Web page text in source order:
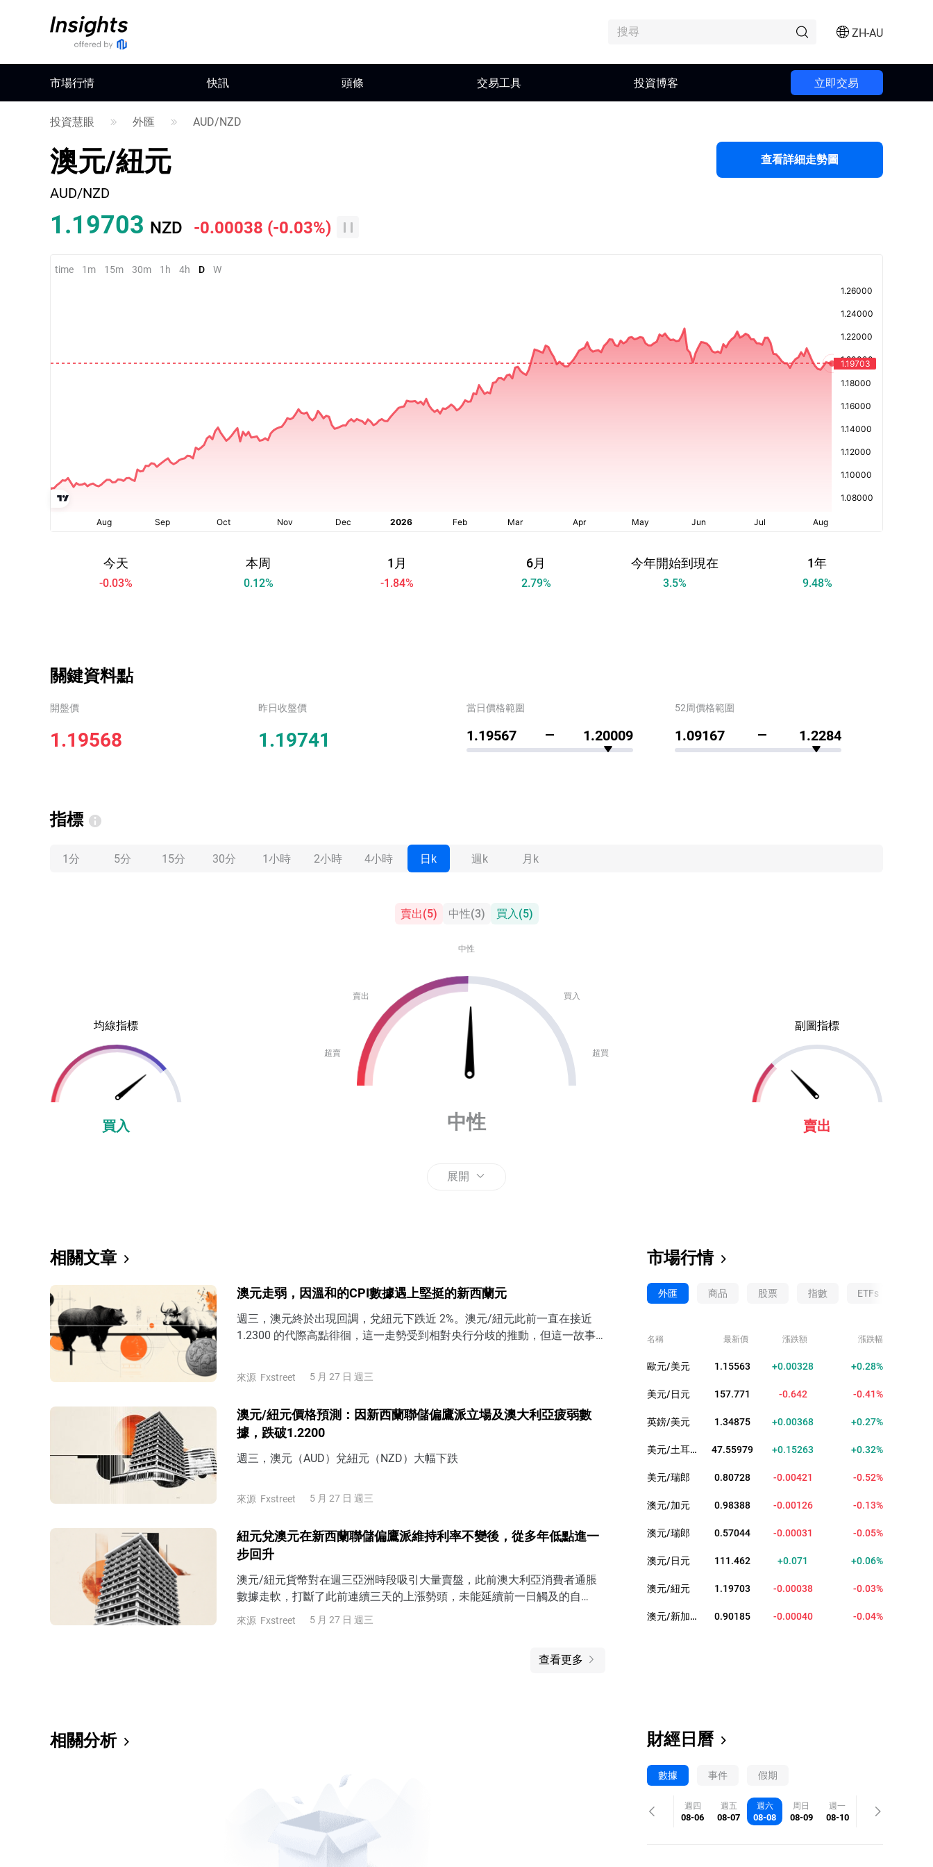
ZH-AU
市場行情 快訊 頭條 交易工具 投資博客 立即交易
投資慧眼 外匯 AUD/NZD
澳元/紐元 查看詳細走勢圖
AUD/NZD
1.19703 NZD -0.00038 (-0.03%)
time 1m 15m 30m 1h 4h D W
今天
-0.03%
本周
0.12%
1月
-1.84%
6月
2.79%
今年開始到現在
3.5%
1年
9.48%
關鍵資料點
開盤價 昨日收盤價 當日價格範圍 52周價格範圍
1.19568 1.19741 1.19567 1.20009 1.09167 1.2284
指標
1分 5分 15分 30分 1小時 2小時 4小時 日k 週k 月k
賣出(5) 中性(3) 買入(5)
均線指標
買入
中性
賣出 買入
超賣 超買
中性
副圖指標
賣出
展開
相關文章
澳元走弱，因溫和的CPI數據遇上堅挺的新西蘭元
週三，澳元終於出現回調，兌紐元下跌近 2%。澳元/紐元此前一直在接近
1.2300 的代際高點徘徊，這一走勢受到相對央行分歧的推動，但這一故事
來源 Fxstreet 5 月 27 日 週三
澳元/紐元價格預測：因新西蘭聯儲偏鷹派立場及澳大利亞疲弱數
據，跌破1.2200
週三，澳元（AUD）兌紐元（NZD）大幅下跌
來源 Fxstreet 5 月 27 日 週三
紐元兌澳元在新西蘭聯儲偏鷹派維持利率不變後，從多年低點進一
步回升
澳元/紐元貨幣對在週三亞洲時段吸引大量賣盤，此前澳大利亞消費者通脹
數據走軟，打斷了此前連續三天的上漲勢頭，未能延續前一日觸及的自
2013年4月以來的最高水平。
來源 Fxstreet 5 月 27 日 週三
查看更多
市場行情
外匯 商品 股票 指數 ETFs
名稱 最新價 漲跌額 漲跌幅
歐元/美元 1.15563 +0.00328 +0.28%
美元/日元 157.771 -0.642 -0.41%
英鎊/美元 1.34875 +0.00368 +0.27%
美元/土耳其裡拉 47.55979 +0.15263 +0.32%
美元/瑞郎 0.80728 -0.00421 -0.52%
澳元/加元 0.98388 -0.00126 -0.13%
澳元/瑞郎 0.57044 -0.00031 -0.05%
澳元/日元 111.462 +0.071 +0.06%
澳元/紐元 1.19703 -0.00038 -0.03%
澳元/新加坡元 0.90185 -0.00040 -0.04%
相關分析 財經日曆
數據 事件 假期
週四
08-06
週五
08-07
週六
08-08
周日
08-09
週一
08-10